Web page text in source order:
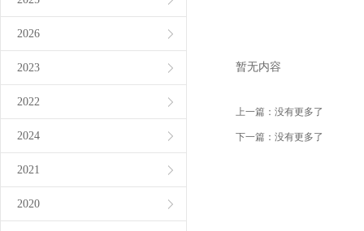
2026
2023
2022
2024
2021
2020
暂无内容
上一篇： 没有更多了
下一篇： 没有更多了